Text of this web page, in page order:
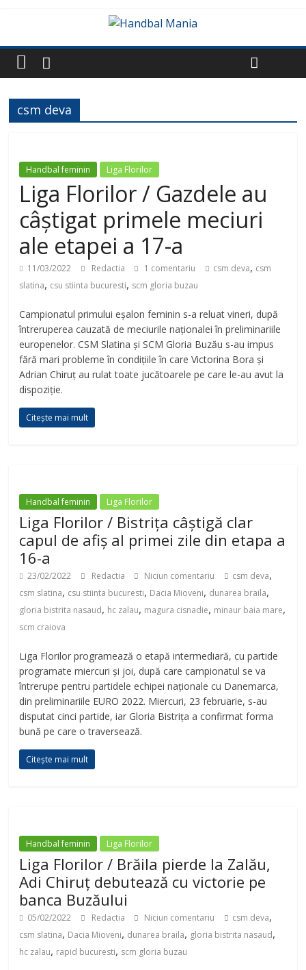
csm deva
Handbal feminin Liga Florilor
Liga Florilor / Gazdele au
câștigat primele meciuri
ale etapei a 17-a
11/03/2022 Redactia 1 comentariu csm deva, csm
slatina, csu stiinta bucuresti, scm gloria buzau
Campionatul primului eșalon feminin s-a reluat vineri, după
întreruperea cauzată de meciurile naționalei în preliminariile
europenelor. CSM Slatina și SCM Gloria Buzău s-au impus
fără mari probleme în condițiile în care Victorina Bora și
Adrian Chiruț au rulat toate jucătoarele pe care le-au avut la
dispoziție.
Citește mai mult
Handbal feminin Liga Florilor
Liga Florilor / Bistrița câștigă clar
capul de afiș al primei zile din etapa a
16-a
23/02/2022 Redactia Niciun comentariu csm deva,
csm slatina, csu stiinta bucuresti, Dacia Mioveni, dunarea braila,
gloria bistrita nasaud, hc zalau, magura cisnadie, minaur baia mare,
scm craiova
Liga Florilor programează o etapă intermediară, cu partide
programate miercuri și joi, după care campionatul se va
întrerupe pentru partidele echipei naționale cu Danemarca,
din preliminariile EURO 2022. Miercuri, 23 februarie, s-au
disputat cinci partide, iar Gloria Bistrița a confirmat forma
bună pe care o traversează.
Citește mai mult
Handbal feminin Liga Florilor
Liga Florilor / Brăila pierde la Zalău,
Adi Chiruț debutează cu victorie pe
banca Buzăului
05/02/2022 Redactia Niciun comentariu csm deva,
csm slatina, Dacia Mioveni, dunarea braila, gloria bistrita nasaud,
hc zalau, rapid bucuresti, scm gloria buzau